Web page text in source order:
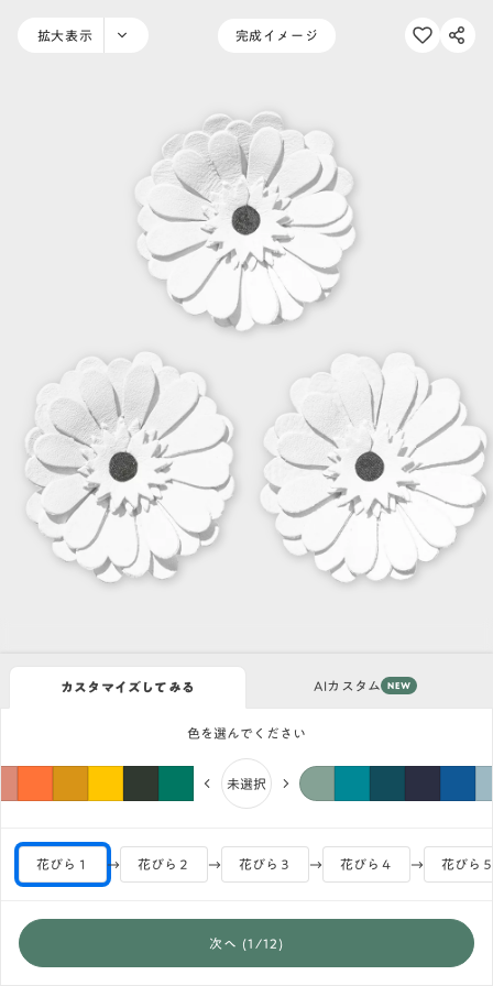
拡大表示 完成イメージ
カスタマイズしてみる AIカスタム NEW
色を選んでください
未選択
花びら１ 花びら２ 花びら３ 花びら４ 花びら５
次へ (1 /12 )